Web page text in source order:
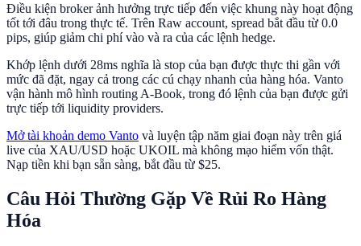
Điều kiện broker ảnh hưởng trực tiếp đến việc khung này hoạt động
tốt tới đâu trong thực tế. Trên Raw account, spread bắt đầu từ 0.0
pips, giúp giảm chi phí vào và ra của các lệnh hedge.
Khớp lệnh dưới 28ms nghĩa là stop của bạn được thực thi gần với
mức đã đặt, ngay cả trong các cú chạy nhanh của hàng hóa. Vanto
vận hành mô hình routing A-Book, trong đó lệnh của bạn được gửi
trực tiếp tới liquidity providers.
Mở tài khoản demo Vanto và luyện tập năm giai đoạn này trên giá
live của XAU/USD hoặc UKOIL mà không mạo hiểm vốn thật.
Nạp tiền khi bạn sẵn sàng, bắt đầu từ $25.
Câu Hỏi Thường Gặp Về Rủi Ro Hàng
Hóa